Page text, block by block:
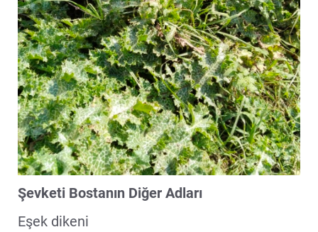
Şevketi Bostanın Diğer Adları
Eşek dikeni